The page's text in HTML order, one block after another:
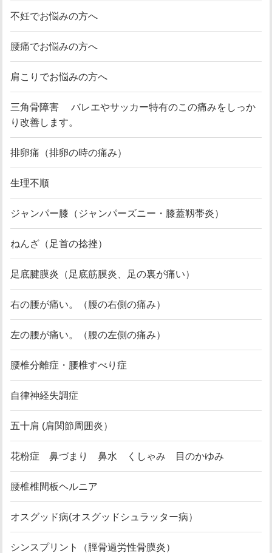
不妊でお悩みの方へ
腰痛でお悩みの方へ
肩こりでお悩みの方へ
三角骨障害 バレエやサッカー特有のこの痛みをしっか
り改善します。
排卵痛（排卵の時の痛み）
生理不順
ジャンパー膝（ジャンパーズニー・膝蓋靱帯炎）
ねんざ（足首の捻挫）
足底腱膜炎（足底筋膜炎、足の裏が痛い）
右の腰が痛い。（腰の右側の痛み）
左の腰が痛い。（腰の左側の痛み）
腰椎分離症・腰椎すべり症
自律神経失調症
五十肩 (肩関節周囲炎）
花粉症 鼻づまり 鼻水 くしゃみ 目のかゆみ
腰椎椎間板ヘルニア
オスグッド病(オスグッドシュラッター病）
シンスプリント（脛骨過労性骨膜炎）